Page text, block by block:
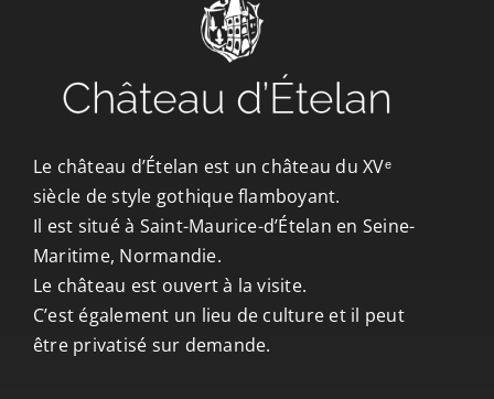
Le château d’Ételan est un château du XVᵉ
siècle de style gothique flamboyant.
Il est situé à Saint-Maurice-d’Ételan en Seine-
Maritime, Normandie.
Le château est ouvert à la visite.
C’est également un lieu de culture et il peut
être privatisé sur demande.